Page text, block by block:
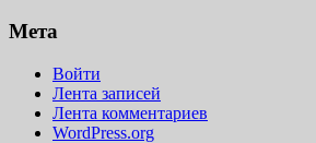
Мета
Войти
Лента записей
Лента комментариев
WordPress.org